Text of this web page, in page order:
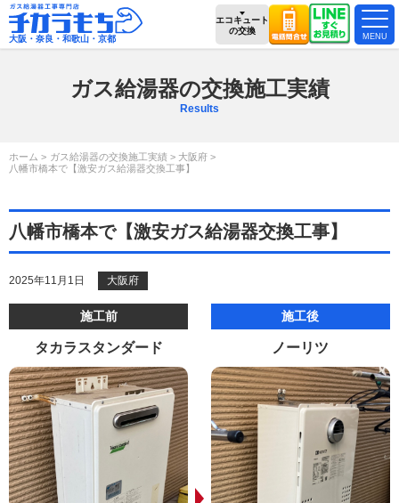
大阪・奈良・和歌山・京都
エコキュート
の交換
ガス給湯器の交換施工実績
Results
ホーム ガス給湯器の交換施工実績
大阪府
八幡市橋本で【激安ガス給湯器交換工事】
八幡市橋本で【激安ガス給湯器交換工事】
2025年11月1日 大阪府
施工前
タカラスタンダード
施工後
ノーリツ